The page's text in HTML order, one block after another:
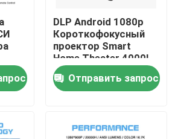
DLP Android 1080p
Короткофокусный
проектор Smart
Home Theater 4000L
Отправить запрос